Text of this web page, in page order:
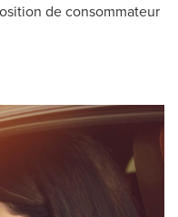
de consommateur